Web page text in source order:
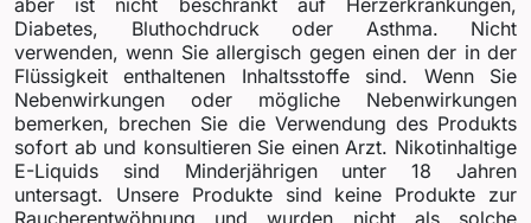
Diabetes, Bluthochdruck oder Asthma. Nicht
verwenden, wenn Sie allergisch gegen einen der in der
Flüssigkeit enthaltenen Inhaltsstoffe sind. Wenn Sie
Nebenwirkungen oder mögliche Nebenwirkungen
bemerken, brechen Sie die Verwendung des Produkts
sofort ab und konsultieren Sie einen Arzt. Nikotinhaltige
E-Liquids sind Minderjährigen unter 18 Jahren
untersagt. Unsere Produkte sind keine Produkte zur
Raucherentwöhnung und wurden nicht als solche